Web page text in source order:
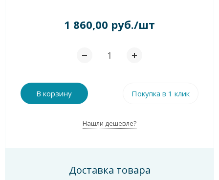
1 860,00 руб./шт
В корзину Покупка в 1 клик
Нашли дешевле?
Доставка товара